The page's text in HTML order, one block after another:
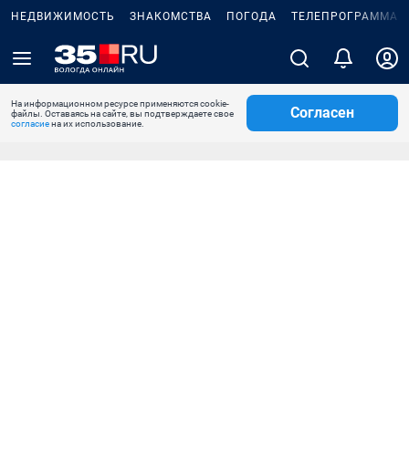
НЕДВИЖИМОСТЬ ЗНАКОМСТВА ПОГОДА ТЕЛЕПРОГРАММА
На информационном ресурсе применяются cookie-
файлы. Оставаясь на сайте, вы подтверждаете свое
согласиена их использование.
Согласен